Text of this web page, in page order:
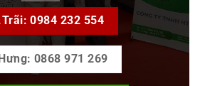
0984 232 554
0868 971 269